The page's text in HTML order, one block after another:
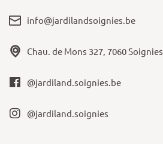
info@jardilandsoignies.be
Chau. de Mons 327, 7060 Soignies
@jardiland.soignies.be
@jardiland.soignies